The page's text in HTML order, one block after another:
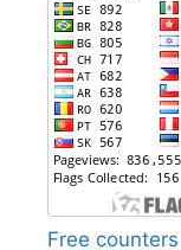
Free counters